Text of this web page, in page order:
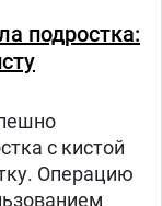
подростка:
с кистой
Операцию